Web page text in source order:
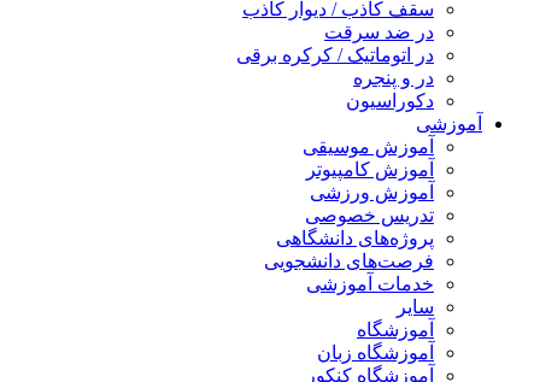
سقف کاذب / دیوار کاذب
در ضد سرقت
در اتوماتیک / کرکره برقی
در و پنجره
دکوراسیون
آموزشی
آموزش موسیقی
آموزش کامپیوتر
آموزش ورزشی
تدریس خصوصی
پروژه‌های دانشگاهی
فرصت‌های دانشجویی
خدمات آموزشی
سایر
آموزشگاه
آموزشگاه زبان
آموزشگاه کنکور